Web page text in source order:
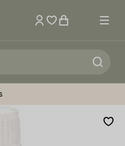
Mon compte